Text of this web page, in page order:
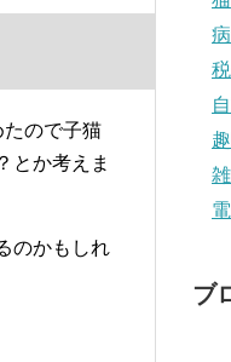
ので子猫
とか考えま
のかもしれ
ブ